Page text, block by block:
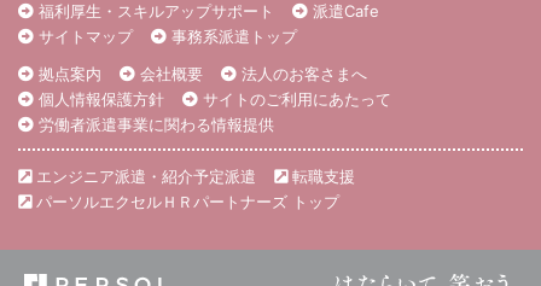
福利厚生・スキルアップサポート
派遣Cafe
サイトマップ
事務系派遣トップ
拠点案内
会社概要
法人のお客さまへ
個人情報保護方針
サイトのご利用にあたって
労働者派遣事業に関わる情報提供
エンジニア派遣・紹介予定派遣
転職支援
パーソルエクセルＨＲパートナーズ トップ